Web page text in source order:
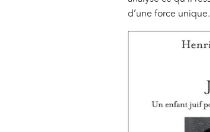
d’une force unique.